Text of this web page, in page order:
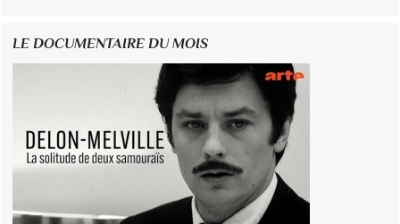
LE DOCUMENTAIRE DU MOIS